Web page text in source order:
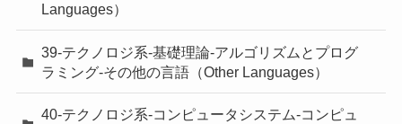
Languages）
39-テクノロジ系-基礎理論-アルゴリズムとプログ
ラミング-その他の言語（Other Languages）
40-テクノロジ系-コンピュータシステム-コンピュ